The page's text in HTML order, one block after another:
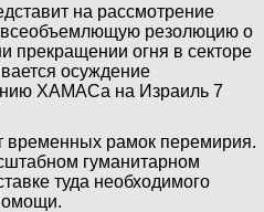
на рассмотрение
резолюцию о
прекращении огня в секторе
осуждение
ХАМАСа на Израиль 7
временных рамок перемирия.
гуманитарном
туда необходимого